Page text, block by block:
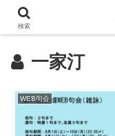
一家汀
WEB句会
検索